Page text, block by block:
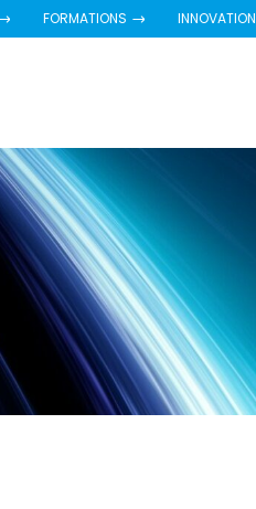
FORMATIONS INNOVATION